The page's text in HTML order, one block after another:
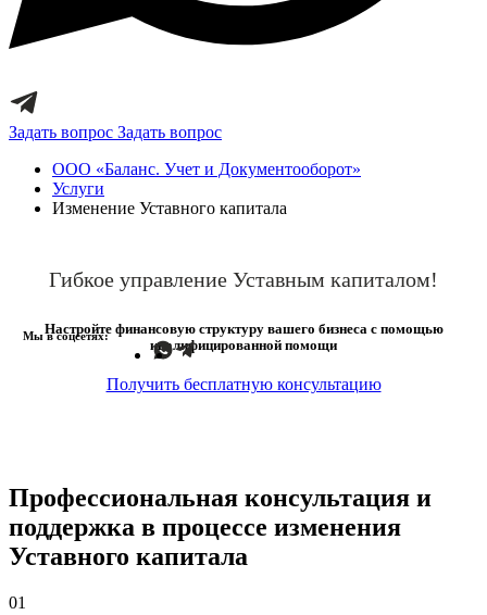
Задать вопрос Задать вопрос
ООО «Баланс. Учет и Документооборот»
Услуги
Изменение Уставного капитала
Гибкое управление Уставным капиталом!
Настройте финансовую структуру вашего бизнеса с помощью
квалифицированной помощи
Получить бесплатную консультацию
Мы в соцсетях:
Профессиональная консультация и
поддержка в процессе изменения
Уставного капитала
01